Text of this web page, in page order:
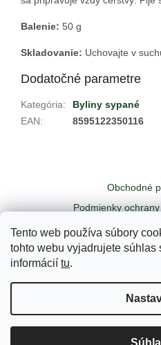
Tento web používa súbory
tohto webu vyjadrujete súhlas
informácií tu.
Balenie: 50 g
Skladovanie: Uchovajte v
Dodatočné parametre
Kategória:
Byliny sypané
EAN: 8595122350116
ä
Obchodné
Podmienky
Odstúpiť od